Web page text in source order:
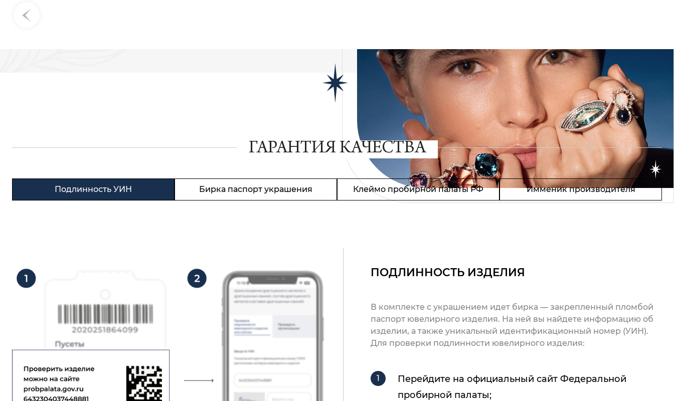
ГАРАНТИЯ КАЧЕСТВА
Подлинность УИН Бирка паспорт украшения Клеймо пробирной палаты РФ Имменик производителя
ПОДЛИННОСТЬ ИЗДЕЛИЯ
В комплекте с украшением идет бирка — закрепленный пломбой
паспорт ювелирного изделия. На ней вы найдете информацию об
изделии, а также уникальный идентификационный номер (УИН).
Для проверки подлинности ювелирного изделия:
Перейдите на официальный сайт Федеральной
пробирной палаты;